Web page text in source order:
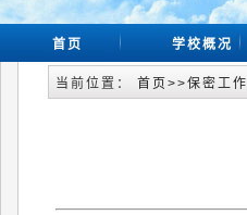
首页 学校概况
当前位置： 首页 >>保密工作